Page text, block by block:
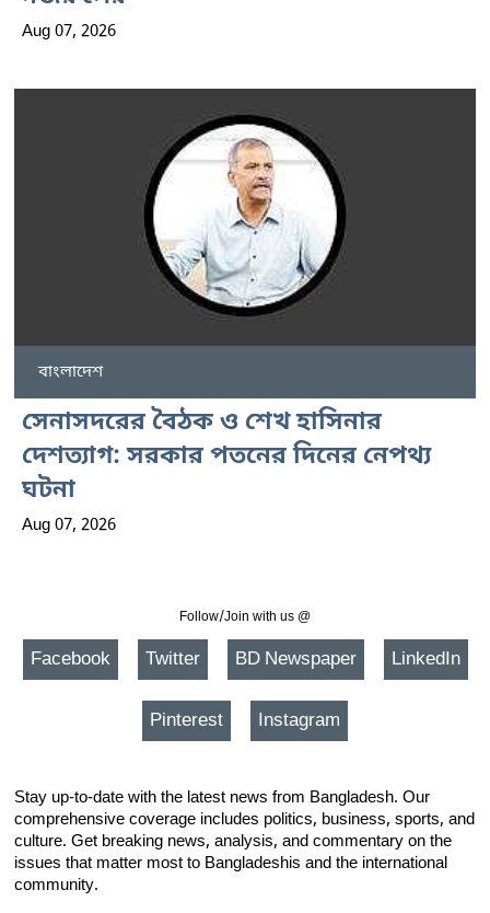
Aug 07, 2026
বাংলাদেশ
সেনাসদরের বৈঠক ও শেখ হাসিনার
দেশত্যাগ: সরকার পতনের দিনের নেপথ্য
ঘটনা
Aug 07, 2026
Follow/Join with us @
Facebook Twitter BD Newspaper LinkedIn
Pinterest Instagram
Stay up-to-date with the latest news from Bangladesh. Our
comprehensive coverage includes politics, business, sports, and
culture. Get breaking news, analysis, and commentary on the
issues that matter most to Bangladeshis and the international
community.